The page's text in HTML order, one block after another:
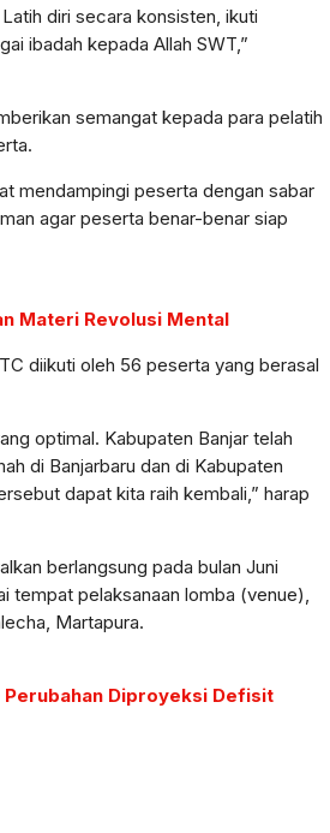
diri secara konsisten, ikuti
ibadah kepada Allah SWT,”
semangat kepada para pelatih
mendampingi peserta dengan sabar
agar peserta benar-benar siap
Materi Revolusi Mental
diikuti oleh 56 peserta yang berasal
optimal. Kabupaten Banjar telah
di Banjarbaru dan di Kabupaten
dapat kita raih kembali,” harap
berlangsung pada bulan Juni
tempat pelaksanaan lomba (venue),
Martapura.
Perubahan Diproyeksi Defisit